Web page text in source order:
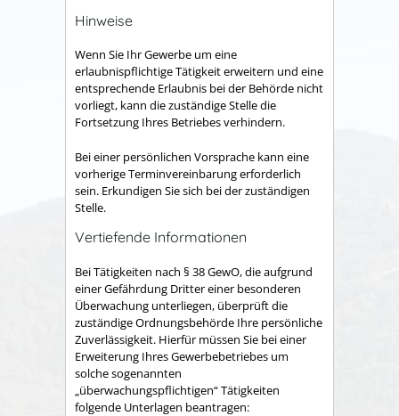
Hinweise
Wenn Sie Ihr Gewerbe um eine
erlaubnispflichtige Tätigkeit erweitern und eine
entsprechende Erlaubnis bei der Behörde nicht
vorliegt, kann die zuständige Stelle die
Fortsetzung Ihres Betriebes verhindern.
Bei einer persönlichen Vorsprache kann eine
vorherige Terminvereinbarung erforderlich
sein. Erkundigen Sie sich bei der zuständigen
Stelle.
Vertiefende Informationen
Bei Tätigkeiten nach § 38 GewO, die aufgrund
einer Gefährdung Dritter einer besonderen
Überwachung unterliegen, überprüft die
zuständige Ordnungsbehörde Ihre persönliche
Zuverlässigkeit. Hierfür müssen Sie bei einer
Erweiterung Ihres Gewerbebetriebes um
solche sogenannten
„überwachungspflichtigen“ Tätigkeiten
folgende Unterlagen beantragen: